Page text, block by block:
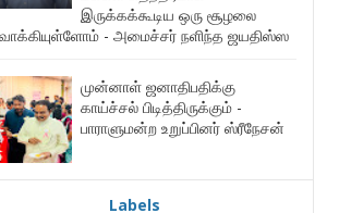
இருக்கக்கூடிய ஒரு சூழலை
- அமைச்சர் நளிந்த ஜயதிஸ்ஸ
முன்னாள் ஜனாதிபதிக்கு
காய்ச்சல் பிடித்திருக்கும் -
பாராளுமன்ற உறுப்பினர் ஸ்ரீநேசன்
Labels